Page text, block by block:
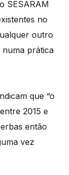
SESARAM
no
outro
numa prática
que “o
2015 e
então
vez